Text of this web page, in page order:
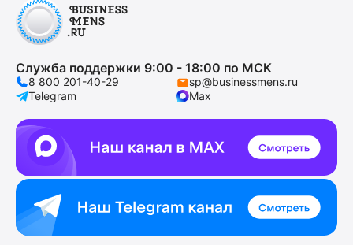
Служба поддержки 9:00 - 18:00 по МСК
8 800 201-40-29
sp@businessmens.ru
Telegram
Max